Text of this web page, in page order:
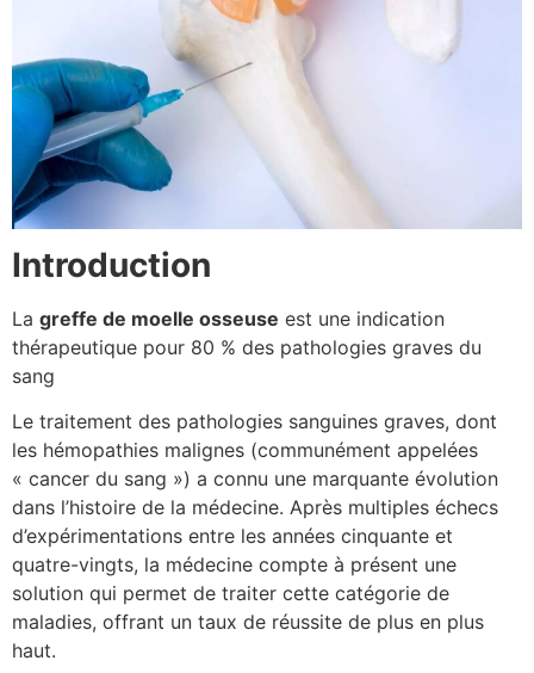
Introduction
La greffe de moelle osseuse est une indication
thérapeutique pour 80 % des pathologies graves du
sang
Le traitement des pathologies sanguines graves, dont
les hémopathies malignes (communément appelées
« cancer du sang ») a connu une marquante évolution
dans l’histoire de la médecine. Après multiples échecs
d’expérimentations entre les années cinquante et
quatre-vingts, la médecine compte à présent une
solution qui permet de traiter cette catégorie de
maladies, offrant un taux de réussite de plus en plus
haut.